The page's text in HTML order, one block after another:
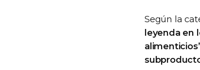
Según la
leyenda en